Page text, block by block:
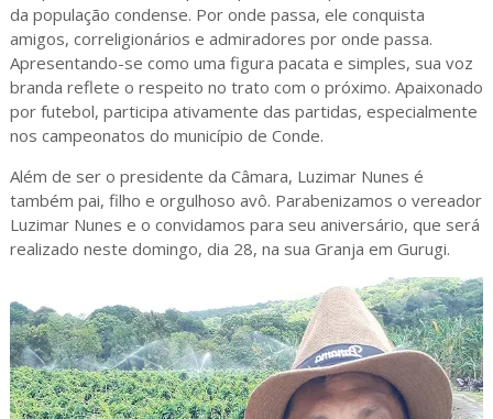
da população condense. Por onde passa, ele conquista
amigos, correligionários e admiradores por onde passa.
Apresentando-se como uma figura pacata e simples, sua voz
branda reflete o respeito no trato com o próximo. Apaixonado
por futebol, participa ativamente das partidas, especialmente
nos campeonatos do município de Conde.
Além de ser o presidente da Câmara, Luzimar Nunes é
também pai, filho e orgulhoso avô. Parabenizamos o vereador
Luzimar Nunes e o convidamos para seu aniversário, que será
realizado neste domingo, dia 28, na sua Granja em Gurugi.